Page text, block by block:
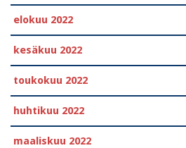
elokuu 2022
kesäkuu 2022
toukokuu 2022
huhtikuu 2022
maaliskuu 2022